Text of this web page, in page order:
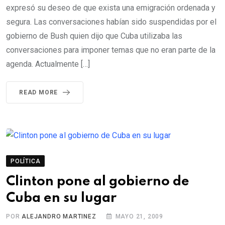
expresó su deseo de que exista una emigración ordenada y
segura. Las conversaciones habían sido suspendidas por el
gobierno de Bush quien dijo que Cuba utilizaba las
conversaciones para imponer temas que no eran parte de la
agenda. Actualmente […]
READ MORE
POLÍTICA
Clinton pone al gobierno de
Cuba en su lugar
POR ALEJANDRO MARTINEZ MAYO 21, 2009